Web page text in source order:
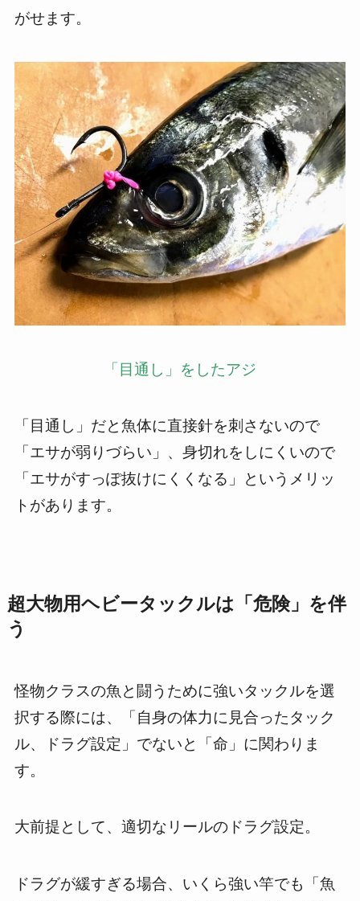
がせます。
「目通し」をしたアジ
「目通し」だと魚体に直接針を刺さないので
「エサが弱りづらい」、身切れをしにくいので
「エサがすっぽ抜けにくくなる」というメリッ
トがあります。
超大物用ヘビータックルは「危険」を伴
う
怪物クラスの魚と闘うために強いタックルを選
択する際には、「自身の体力に見合ったタック
ル、ドラグ設定」でないと「命」に関わりま
す。
大前提として、適切なリールのドラグ設定。
ドラグが緩すぎる場合、いくら強い竿でも「魚